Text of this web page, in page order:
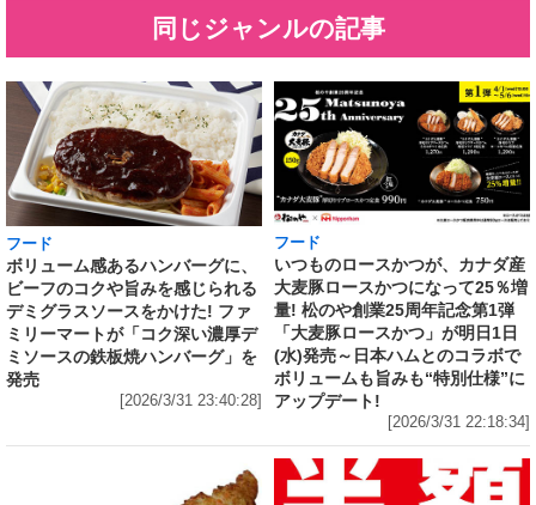
同じジャンルの記事
フード
ボリューム感あるハンバーグに、
ビーフのコクや旨みを感じられる
デミグラスソースをかけた! ファ
ミリーマートが「コク深い濃厚デ
ミソースの鉄板焼ハンバーグ」を
発売
[2026/3/31 23:40:28]
フード
いつものロースかつが、カナダ産
大麦豚ロースかつになって25％増
量! 松のや創業25周年記念第1弾
「大麦豚ロースかつ」が明日1日
(水)発売～日本ハムとのコラボで
ボリュームも旨みも“特別仕様”に
アップデート!
[2026/3/31 22:18:34]